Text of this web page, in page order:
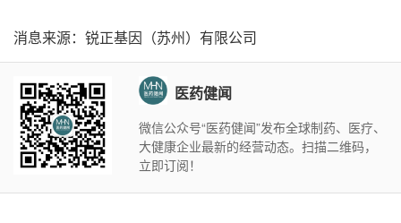
消息来源：锐正基因（苏州）有限公司
医药健闻
微信公众号“医药健闻”发布全球制药、医疗、
大健康企业最新的经营动态。扫描二维码，
立即订阅！